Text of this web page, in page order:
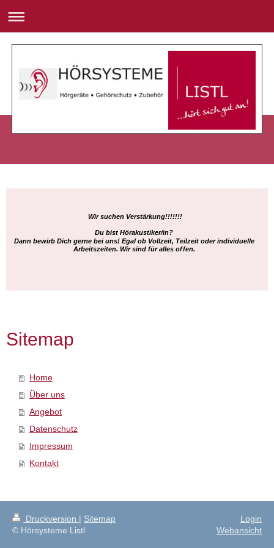
Wir suchen Verstärkung!!!!!!!
Du bist Hörakustiker/in?
Dann bewirb Dich gerne bei uns! Egal ob Vollzeit, Teilzeit oder individuelle
Arbeitszeiten. Wir sind für alles offen.
Sitemap
Home
Über uns
Angebot
Datenschutz
Impressum
Kontakt
Druckversion | Sitemap
© Hörsysteme Listl
Login
Webansicht